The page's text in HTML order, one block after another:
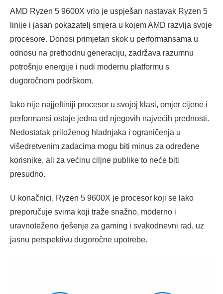
AMD Ryzen 5 9600X vrlo je uspješan nastavak Ryzen 5
linije i jasan pokazatelj smjera u kojem AMD razvija svoje
procesore. Donosi primjetan skok u performansama u
odnosu na prethodnu generaciju, zadržava razumnu
potrošnju energije i nudi modernu platformu s
dugoročnom podrškom.
Iako nije najjeftiniji procesor u svojoj klasi, omjer cijene i
performansi ostaje jedna od njegovih najvećih prednosti.
Nedostatak priloženog hladnjaka i ograničenja u
višedretvenim zadacima mogu biti minus za određene
korisnike, ali za većinu ciljne publike to neće biti
presudno.
U konačnici, Ryzen 5 9600X je procesor koji se lako
preporučuje svima koji traže snažno, moderno i
uravnoteženo rješenje za gaming i svakodnevni rad, uz
jasnu perspektivu dugoročne upotrebe.